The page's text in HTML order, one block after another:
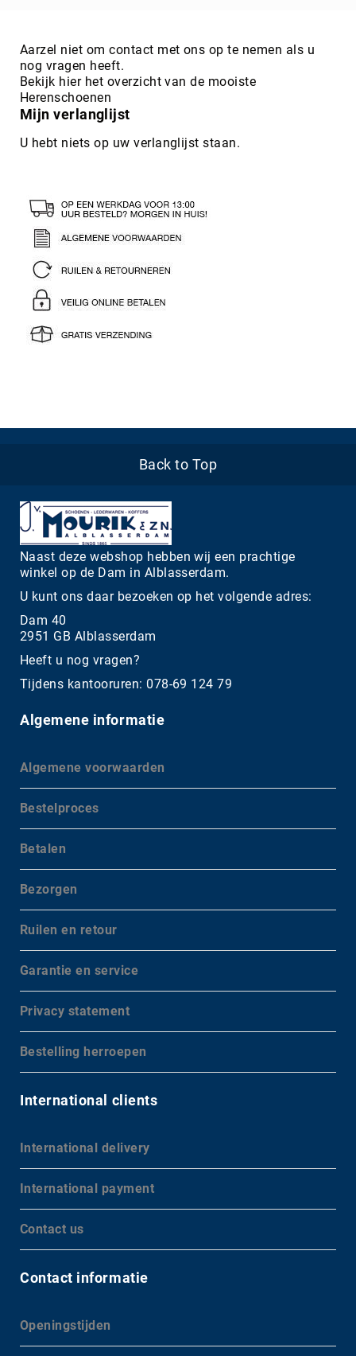
Aarzel niet om contact met ons op te nemen als u
nog vragen heeft.
Bekijk hier het overzicht van de mooiste
Herenschoenen
Mijn verlanglijst
U hebt niets op uw verlanglijst staan.
Back to Top
Naast deze webshop hebben wij een prachtige
winkel op de Dam in Alblasserdam.
U kunt ons daar bezoeken op het volgende adres:
Dam 40
2951 GB Alblasserdam
Heeft u nog vragen?
Tijdens kantooruren: 078-69 124 79
Algemene informatie
Algemene voorwaarden
Bestelproces
Betalen
Bezorgen
Ruilen en retour
Garantie en service
Privacy statement
Bestelling herroepen
International clients
International delivery
International payment
Contact us
Contact informatie
Openingstijden